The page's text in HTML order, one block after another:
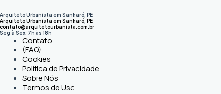
Arquiteto Urbanista em Sanharó, PE
Arquiteto Urbanista em Sanharó, PE
contato@arquitetourbanista.com.br
Seg à Sex: 7h às 18h
Contato
(FAQ)
Cookies
Política de Privacidade
Sobre Nós
Termos de Uso